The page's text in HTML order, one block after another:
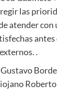
las
atender con
antes
.